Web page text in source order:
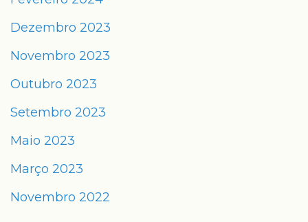
Dezembro 2023
Novembro 2023
Outubro 2023
Setembro 2023
Maio 2023
Março 2023
Novembro 2022